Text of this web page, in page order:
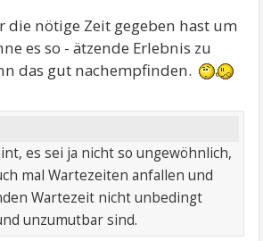
die nötige Zeit gegeben hast um
es so - ätzende Erlebnis zu
das gut nachempfinden.
es sei ja nicht so ungewöhnlich,
mal Wartezeiten anfallen und
Wartezeit nicht unbedingt
unzumutbar sind.